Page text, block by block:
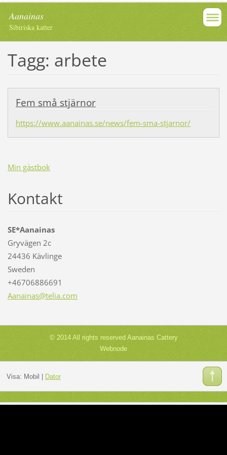
Aanainas
Sibiriska katter
Tagg: arbete
Fem små stjärnor
https://www.aanainas.se/news/fem-sma-stjarnor/
Min gästbok
Kontakt
SE*Aanainas
Gryvägen 2c
24436 Kävlinge
Sweden
+46706886691
Aanainas@telia.com
© 2014 All rights reserved Aanainas Cattery
Webnode
Visa: Mobil Dator